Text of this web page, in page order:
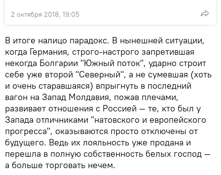
2 октября 2018, 19:05
В итоге налицо парадокс. В нынешней ситуации,
когда Германия, строго-настрого запретившая
некогда Болгарии "Южный поток", ударно строит
себе уже второй "Северный", а не сумевшая (хоть
и очень старавшаяся) впрыгнуть в последний
вагон на Запад Молдавия, пожав плечами,
развивает отношения с Россией — те, кто был у
Запада отличниками "натовского и европейского
прогресса", оказываются просто отключены от
будущего. Ведь их лояльность уже продана и
перешла в полную собственность белых господ —
а больше торговать нечем.